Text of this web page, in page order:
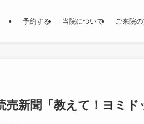
予約する 当院について ご来院
売新聞「教えて！ヨミド